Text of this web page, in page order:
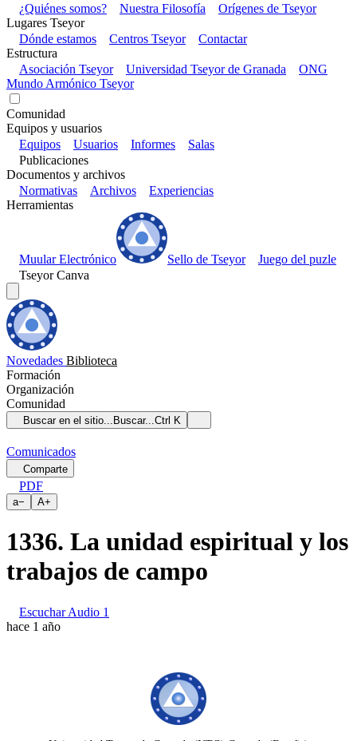
¿Quiénes somos?
Nuestra Filosofía
Orígenes de Tseyor
Lugares Tseyor
Dónde estamos
Centros Tseyor
Contactar
Estructura
Asociación Tseyor
Universidad Tseyor de Granada
ONG
Mundo Armónico Tseyor
Comunidad
Equipos y usuarios
Equipos
Usuarios Informes
Salas
Publicaciones
Documentos y archivos
Normativas
Archivos
Experiencias
Herramientas
Muular Electrónico Sello de Tseyor
Juego del puzle
Tseyor Canva
Novedades Biblioteca
Formación
Organización
Comunidad
Buscar en el sitio... Buscar...Ctrl K
Comunicados
Comparte
PDF
a− A+
1336. La unidad espiritual y los
trabajos de campo
Escuchar Audio 1
hace 1 año